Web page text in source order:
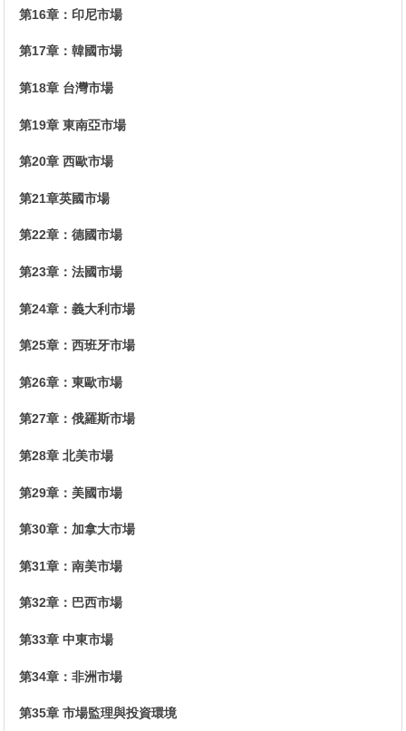
第16章：印尼市場
第17章：韓國市場
第18章 台灣市場
第19章 東南亞市場
第20章 西歐市場
第21章英國市場
第22章：德國市場
第23章：法國市場
第24章：義大利市場
第25章：西班牙市場
第26章：東歐市場
第27章：俄羅斯市場
第28章 北美市場
第29章：美國市場
第30章：加拿大市場
第31章：南美市場
第32章：巴西市場
第33章 中東市場
第34章：非洲市場
第35章 市場監理與投資環境